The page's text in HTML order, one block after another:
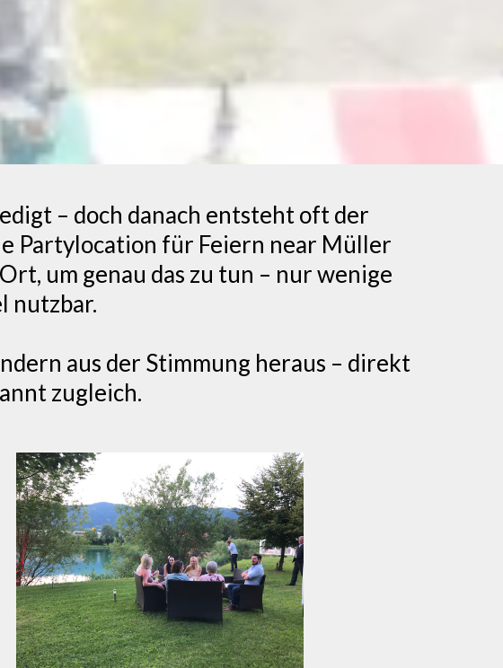
– doch danach entsteht oft der
Partylocation für Feiern near Müller
um genau das zu tun – nur wenige
nutzbar.
aus der Stimmung heraus – direkt
zugleich.